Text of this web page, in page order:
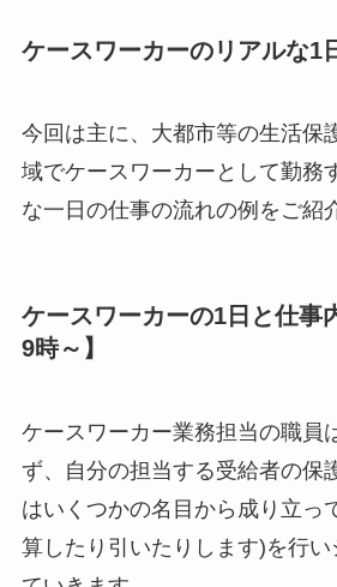
ケースワーカーのリアルな1
今回は主に、大都市等の生活保
域でケースワーカーとして勤務
な一日の仕事の流れの例をご紹
ケースワーカーの1日と仕事
9時～】
ケースワーカー業務担当の職員
ず、自分の担当する受給者の保
はいくつかの名目から成り立っ
算したり引いたりします)を行い